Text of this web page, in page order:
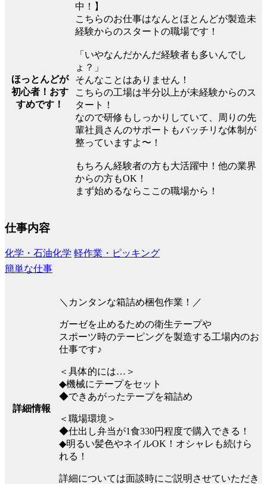
ほっとんどが
初心者！おす
すめです！
中！】
こちらのお仕事はなんとほとんどが製造未
経験からのスタートの職場です！
「いやなんだかんだ経験者も多いんでし
ょ？」
そんなことはありません！
こちらの工場は半分以上が未経験からのス
タート！
なので研修もしっかりしていて、周りの先
輩社員さんのサポートもバッチリな体制が
整っていますよ〜！
もちろん経験者の方も大活躍中！他の業界
からの方もOK！
まず始めるならここの職場から！
仕事内容
化学・石油化学 軽作業・ピッキング
簡単な仕事
詳細情報
＼カンタンな箱詰め梱包作業！／
ガーゼを止めるための衛生テープや
スポーツ時のテーピングを製造する工場内のお
仕事です♪
＜具体的には…＞
◆機械にテープをセット
◆できあがったテープを箱詰め
＜職場環境＞
◆仕出し弁当が1食330円程度で購入できる！
◆明るい髪色やネイルOK！オシャレも続けら
れる！
詳細については面談時にご説明させていただき